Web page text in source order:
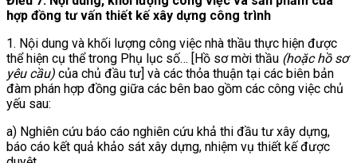
hợp đồng tư vấn thiết kế xây dựng công trình
1. Nội dung và khối lượng công việc nhà thầu thực hiện được
thể hiện cụ thể trong Phụ lục số… [Hồ sơ mời thầu (hoặc hồ sơ
yêu cầu) của chủ đầu tư] và các thỏa thuận tại các biên bản
đàm phán hợp đồng giữa các bên bao gồm các công việc chủ
yếu sau:
a) Nghiên cứu báo cáo nghiên cứu khả thi đầu tư xây dựng,
báo cáo kết quả khảo sát xây dựng, nhiệm vụ thiết kế được